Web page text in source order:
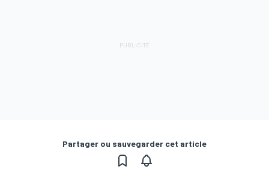
Partager ou sauvegarder cet article